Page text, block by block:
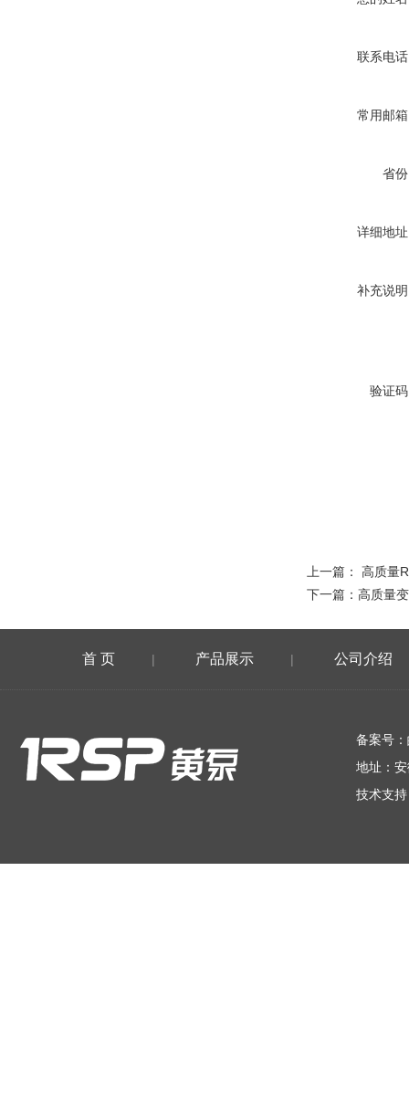
联系电
常用邮
省
详细地
补充说
验证
上一篇： 高质量
下一篇： 高质量
首 页 | 产品展示 | 公司介绍
备案号：
地址：
技术支